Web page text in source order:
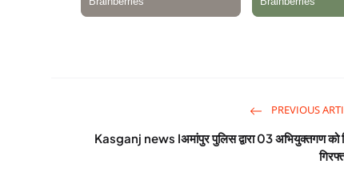
PREVIOUS
Kasganj news Iअमांपुर पुलिस द्वारा 03 अभियुक्तगण को